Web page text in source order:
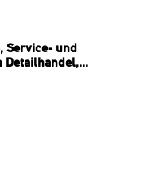
Service- und
Detailhandel,...